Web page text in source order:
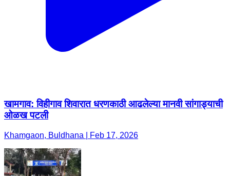
खामगाव: विहीगाव शिवारात धरणकाठी आढलेल्या मानवी सांगाड्याची
ओळख पटली
Khamgaon, Buldhana | Feb 17, 2026